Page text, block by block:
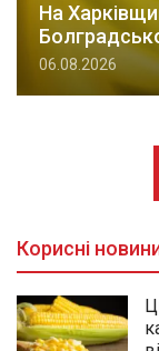
На
06.08.2026
Корисні